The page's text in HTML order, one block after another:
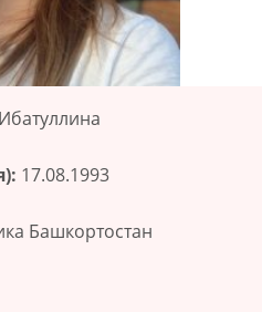
17.08.1993
Башкортостан